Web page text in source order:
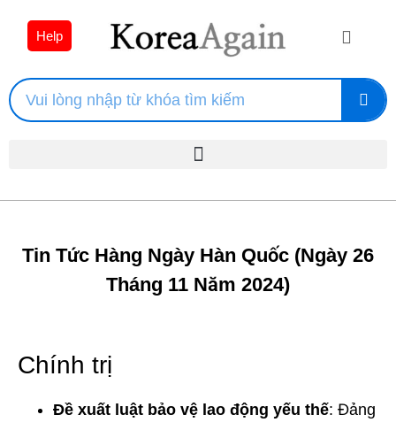
Help
Tin Tức Hàng Ngày Hàn Quốc (Ngày 26
Tháng 11 Năm 2024)
Chính trị
Đề xuất luật bảo vệ lao động yếu thế: Đảng